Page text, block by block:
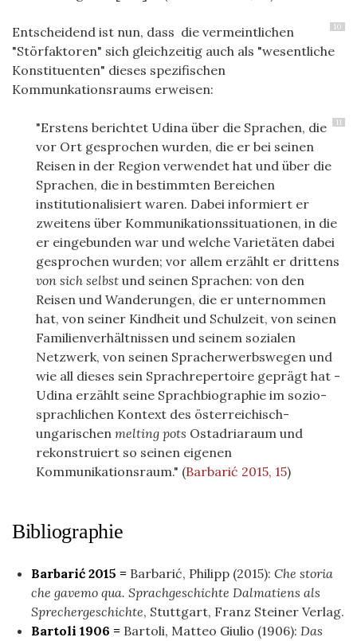
10
Entscheidend ist nun, dass die vermeintlichen
"Störfaktoren" sich gleichzeitig auch als "wesentliche
Konstituenten" dieses spezifischen
Kommunkationsraums erweisen:
11
"Erstens berichtet Udina über die Sprachen, die
vor Ort gesprochen wurden, die er bei seinen
Reisen in der Region verwendet hat und über die
Sprachen, die in bestimmten Bereichen
institutionalisiert waren. Dabei informiert er
zweitens über Kommunikationssituationen, in die
er eingebunden war und welche Varietäten dabei
gesprochen wurden; vor allem erzählt er drittens
von sich selbst und seinen Sprachen: von den
Reisen und Wanderungen, die er unternommen
hat, von seiner Kindheit und Schulzeit, von seinen
Familienverhältnissen und seinem sozialen
Netzwerk, von seinen Spracherwerbswegen und
wie all dieses sein Sprachrepertoire geprägt hat -
Udina erzählt seine Sprachbiographie im sozio-
sprachlichen Kontext des österreichisch-
ungarischen melting pots Ostadriaraum und
rekonstruiert so seinen eigenen
Kommunikationsraum." (Barbarić 2015, 15)
Bibliographie
Barbarić 2015 = Barbarić, Philipp (2015): Che storia
che gavemo qua. Sprachgeschichte Dalmatiens als
Sprechergeschichte, Stuttgart, Franz Steiner Verlag.
Bartoli 1906 = Bartoli, Matteo Giulio (1906): Das